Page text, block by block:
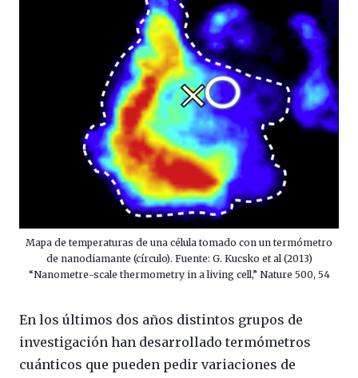
Mapa de temperaturas de una célula tomado con un termómetro
de nanodiamante (círculo). Fuente: G. Kucsko et al (2013)
“Nanometre-scale thermometry in a living cell,” Nature 500, 54
En los últimos dos años distintos grupos de
investigación han desarrollado termómetros
cuánticos que pueden pedir variaciones de